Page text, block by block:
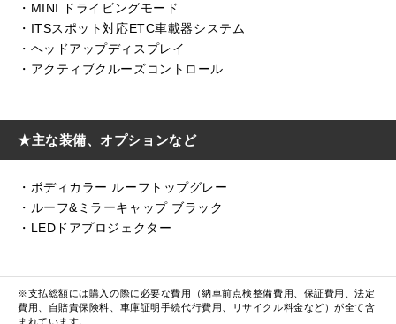
・MINI ドライビングモード
・ITSスポット対応ETC車載器システム
・ヘッドアップディスプレイ
・アクティブクルーズコントロール
★主な装備、オプションなど
・ボディカラー ルーフトップグレー
・ルーフ&ミラーキャップ ブラック
・LEDドアプロジェクター
※支払総額には購入の際に必要な費用（納車前点検整備費用、保証費用、法定
費用、自賠責保険料、車庫証明手続代行費用、リサイクル料金など）が全て含
まれています。